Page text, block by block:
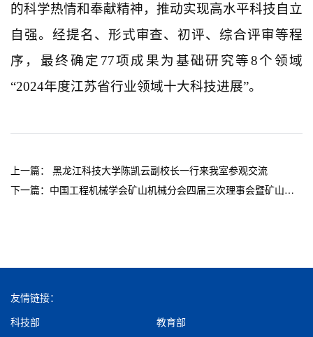
的科学热情和奉献精神，推动实现高水平科技自立
自强。经提名、形式审查、初评、综合评审等程
序，最终确定77项成果为基础研究等8个领域
“2024年度江苏省行业领域十大科技进展”。
上一篇： 黑龙江科技大学陈凯云副校长一行来我室参观交流
下一篇： 中国工程机械学会矿山机械分会四届三次理事会暨矿山机电装备创新研讨会召开
友情链接：
科技部 教育部